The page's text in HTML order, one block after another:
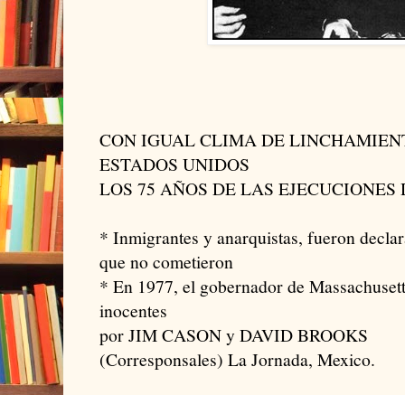
CON IGUAL CLIMA DE
ESTADOS UNIDOS
LOS 75 AÑOS DE LAS
* Inmigrantes y anarquistas, fueron
que no cometieron
* En 1977, el gobernador de
inocentes
por JIM CASON y DAVID BROOKS
(Corresponsales) La Jornada, Mexico.